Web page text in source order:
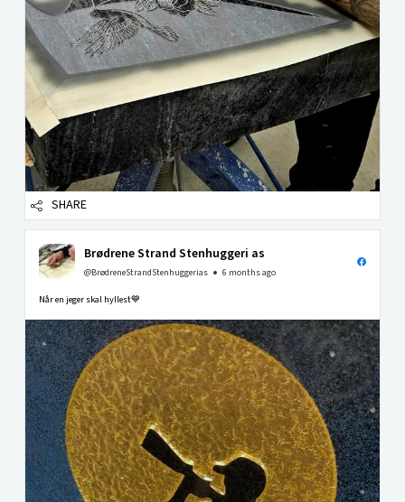
SHARE
Brødrene Strand Stenhuggeri as
@BrødreneStrandStenhuggerias 6 months ago
Når en jeger skal hyllest💙